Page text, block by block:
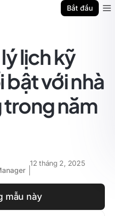
Bắt đầu
lịch kỹ
bật với nhà
năm
12 tháng 2, 2025
mẫu này